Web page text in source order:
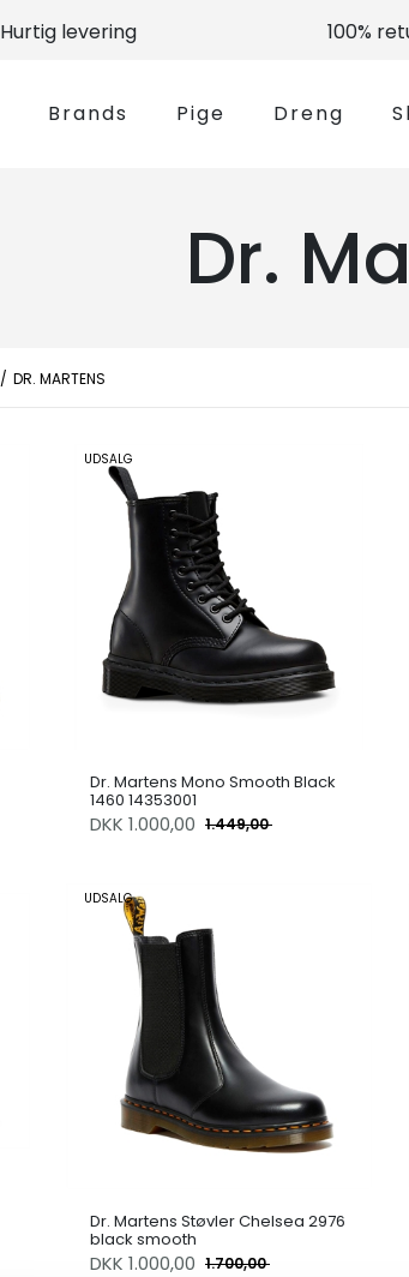
Hurtig levering 100%
Brands Pige Dreng
Dr.
DR. MARTENS
UDSALG
Dr. Martens Mono Smooth Black
1460 14353001
DKK 1.000,00 1.449,00
UDSALG
Dr. Martens Støvler Chelsea 2976
black smooth
DKK 1.000,00 1.700,00